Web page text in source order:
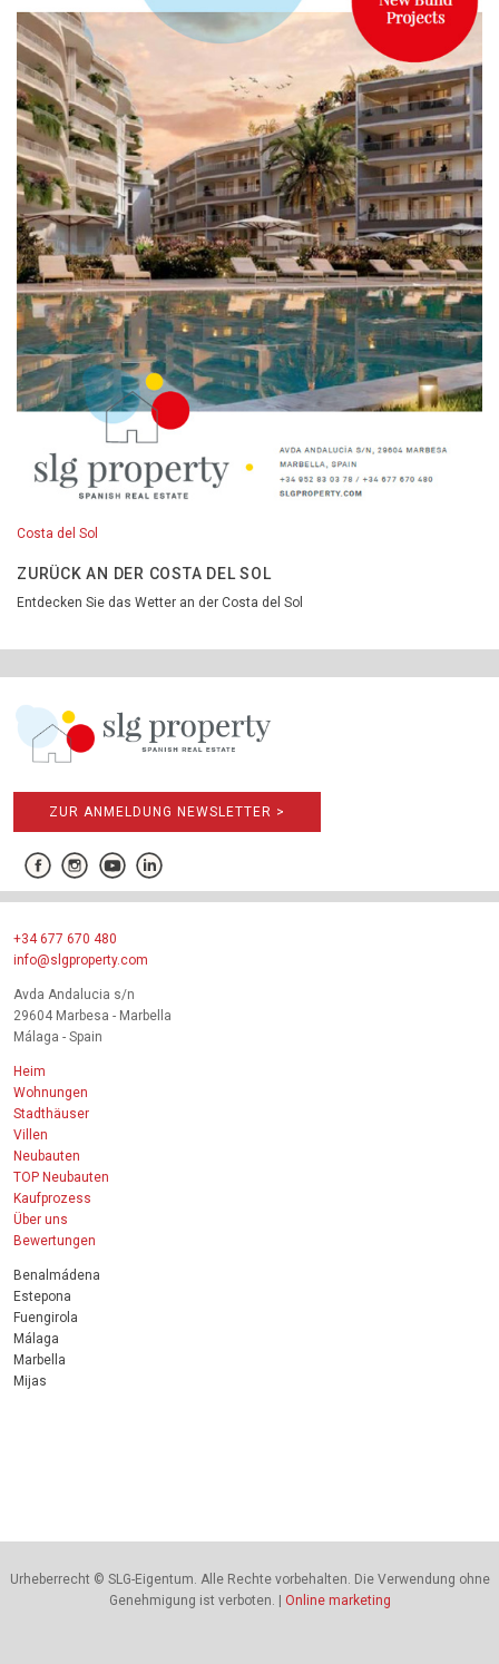
Costa del Sol
ZURÜCK AN DER COSTA DEL SOL
Entdecken Sie das Wetter an der Costa del Sol
ZUR ANMELDUNG NEWSLETTER >
+34 677 670 480
info@slgproperty.com
Avda Andalucia s/n
29604 Marbesa - Marbella
Málaga - Spain
Heim
Wohnungen
Stadthäuser
Villen
Neubauten
TOP Neubauten
Kaufprozess
Über uns
Bewertungen
Benalmádena
Estepona
Fuengirola
Málaga
Marbella
Mijas
Urheberrecht © SLG-Eigentum. Alle Rechte vorbehalten. Die Verwendung ohne
Genehmigung ist verboten. | Online marketing